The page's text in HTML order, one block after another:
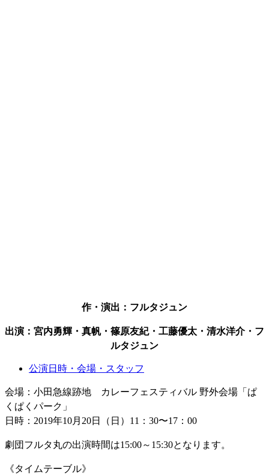
作・演出：フルタジュン
出演：宮内勇輝・真帆・篠原友紀・工藤優太・清水洋介・フ
ルタジュン
公演日時・会場・スタッフ
会場：小田急線跡地 カレーフェスティバル 野外会場「ぱ
くぱくパーク」
日時：2019年10月20日（日）11：30〜17：00
劇団フルタ丸の出演時間は15:00～15:30となります。
《タイムテーブル》